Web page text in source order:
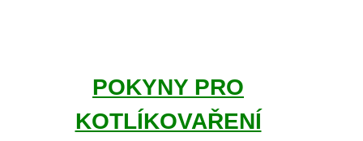
POKYNY PRO
KOTLÍKOVAŘENÍ